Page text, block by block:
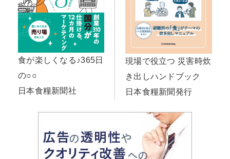
食が楽しくなる♪365日
の○○
日本食糧新聞社
現場で役立つ 災害時炊
き出しハンドブック
日本食糧新聞発行